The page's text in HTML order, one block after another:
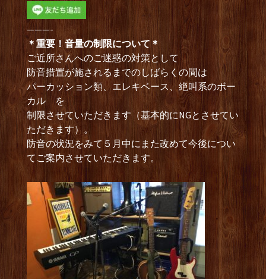
———-
＊重要！音量の制限について＊
ご近所さんへのご迷惑の対策として
防音措置が施されるまでのしばらくの間は
パーカッション類、エレキベース、絶叫系のボー
カル を
制限させていただきます（基本的にNGとさせてい
ただきます）。
防音の状況をみて５月中にまた改めて今後につい
てご案内させていただきます。